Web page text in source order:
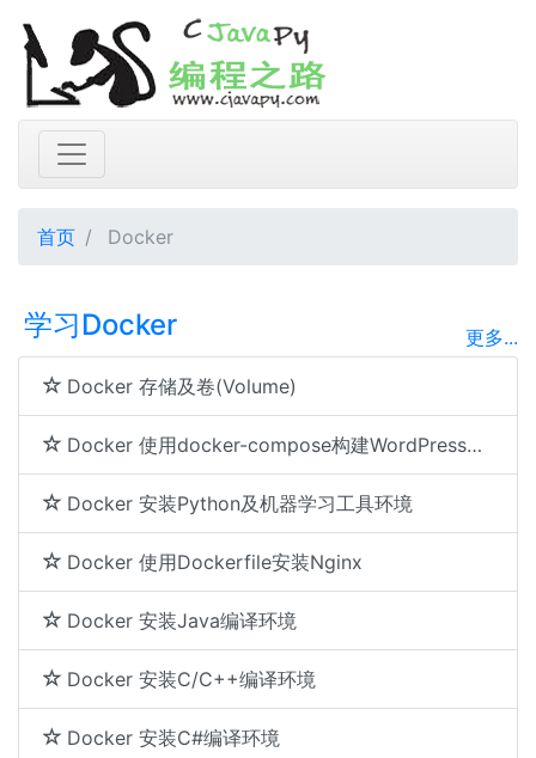
首页 Docker
学习Docker 更多...
Docker 存储及卷(Volume)
Docker 使用docker-compose构建WordPress博客
Docker 安装Python及机器学习工具环境
Docker 使用Dockerfile安装Nginx
Docker 安装Java编译环境
Docker 安装C/C++编译环境
Docker 安装C#编译环境